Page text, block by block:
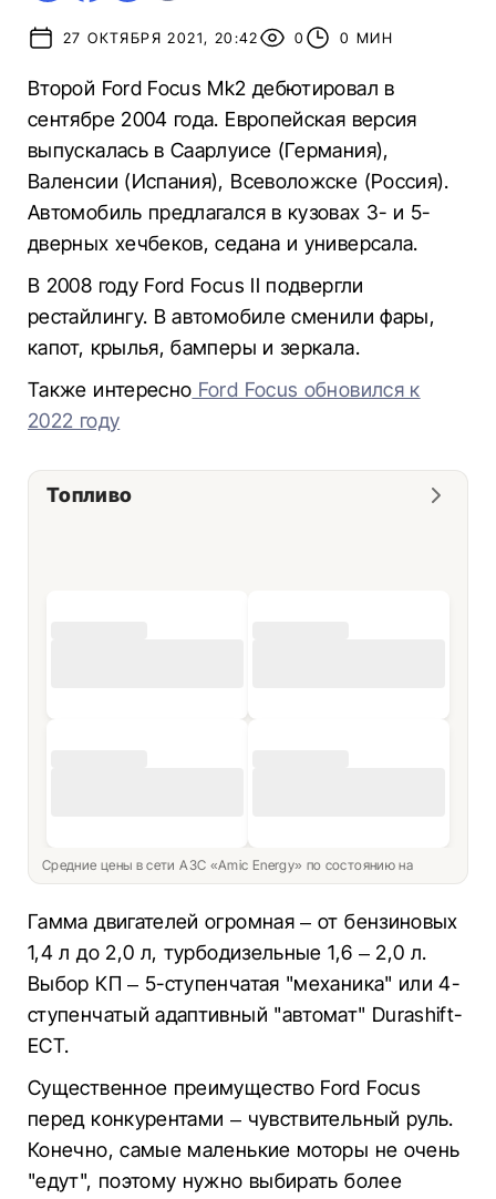
27 ОКТЯБРЯ 2021, 20:42 0 0 МИН
Второй Ford Focus Mk2 дебютировал в
сентябре 2004 года. Европейская версия
выпускалась в Саарлуисе (Германия),
Валенсии (Испания), Всеволожске (Россия).
Автомобиль предлагался в кузовах 3- и 5-
дверных хечбеков, седана и универсала.
В 2008 году Ford Focus II подвергли
рестайлингу. В автомобиле сменили фары,
капот, крылья, бамперы и зеркала.
Также интересно Ford Focus обновился к
2022 году
Топливо
Средние цены в сети АЗС «Amic Energy» по состоянию на
Гамма двигателей огромная – от бензиновых
1,4 л до 2,0 л, турбодизельные 1,6 – 2,0 л.
Выбор КП – 5-ступенчатая "механика" или 4-
ступенчатый адаптивный "автомат" Durashift-
ECT.
Существенное преимущество Ford Focus
перед конкурентами – чувствительный руль.
Конечно, самые маленькие моторы не очень
"едут", поэтому нужно выбирать более